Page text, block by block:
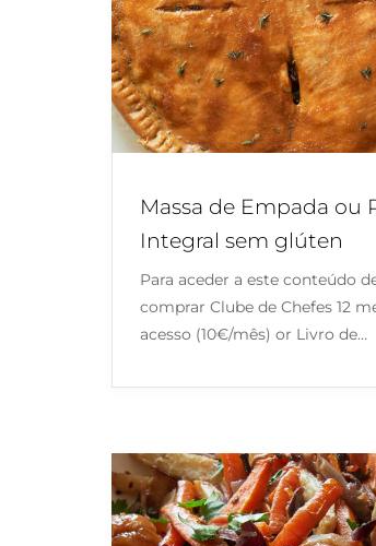
Massa de Empada ou
Integral sem glúten
Para aceder a este conteúdo
comprar Clube de Chefes 12
acesso (10€/mês) or Livro de…